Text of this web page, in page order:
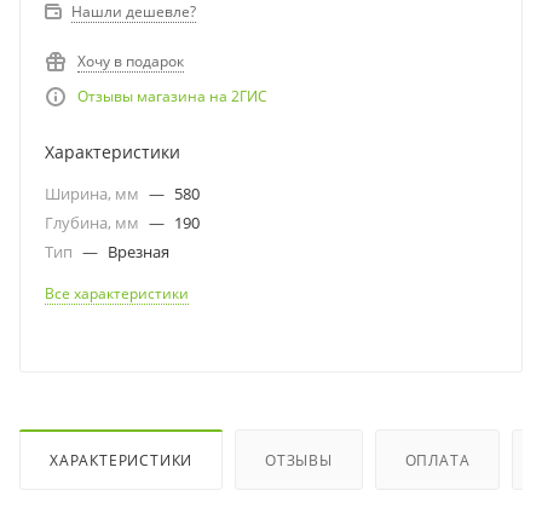
Нашли дешевле?
Хочу в подарок
Отзывы магазина на 2ГИС
Характеристики
Ширина, мм — 580
Глубина, мм — 190
Тип — Врезная
Все характеристики
ХАРАКТЕРИСТИКИ ОТЗЫВЫ ОПЛАТА